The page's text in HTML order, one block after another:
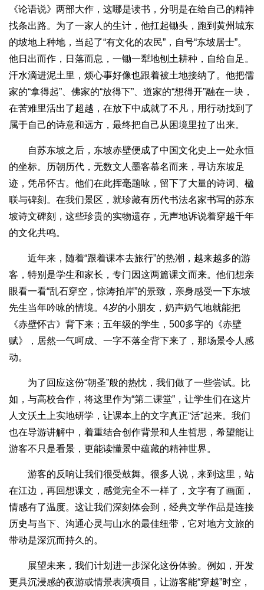
《论语说》两部大作，这哪是读书，分明是在给自己的精神
找条出路。为了一家人的生计，他扛起锄头，跑到黄州城东
的坡地上种地，当起了“有文化的农民”，自号“东坡居士”。
他日出而作，日落而息，一锄一犁地刨土耕种，自给自足。
汗水滴进泥土里，烦心事好像也跟着被土地接纳了。他把儒
家的“拿得起”、佛家的“放得下”、道家的“想得开”融在一块，
在苦难里活出了超越，在放下中成就了不凡，用行动找到了
属于自己的诗意和远方，最终把自己从困境里拉了出来。
自苏东坡之后，东坡赤壁便成了中国文化史上一处永恒
的坐标。历朝历代，无数文人墨客慕名而来，寻访东坡足
迹，凭吊怀古。他们在此挥毫题咏，留下了大量的诗词、楹
联与碑刻。在我们景区，就珍藏有历代书法名家书写的苏东
坡诗文碑刻，这些珍贵的实物遗存，无声地诉说着穿越千年
的文化共鸣。
近年来，随着“跟着课本去旅行”的热潮，越来越多的游
客，特别是学生和家长，专门因这两篇课文而来。他们想亲
眼看一看“乱石穿空，惊涛拍岸”的景致，亲身感受一下东坡
先生当年吟咏的情境。4岁的小朋友，奶声奶气地就能把
《赤壁怀古》背下来；五年级的学生，500多字的《赤壁
赋》，居然一气呵成、一字不落全背下来了，那场景令人感
动。
为了回应这份“朝圣”般的热忱，我们做了一些尝试。比
如，与高校合作，将这里作为“第二课堂”，让学生们在这片
人文沃土上实地研学，让课本上的文字真正“活”起来。我们
也在导游讲解中，着重结合创作背景和人生哲思，希望能让
游客不只是看景，更能读懂景中蕴藏的精神世界。
游客的反响让我们很受鼓舞。很多人说，来到这里，站
在江边，再回想课文，感觉完全不一样了，文字有了画面，
情感有了温度。这让我们深刻体会到，经典文学作品是连接
历史与当下、沟通心灵与山水的最佳纽带，它对地方文旅的
带动是深沉而持久的。
展望未来，我们计划进一步深化这份体验。例如，开发
更具沉浸感的夜游或情景表演项目，让游客能“穿越”时空，